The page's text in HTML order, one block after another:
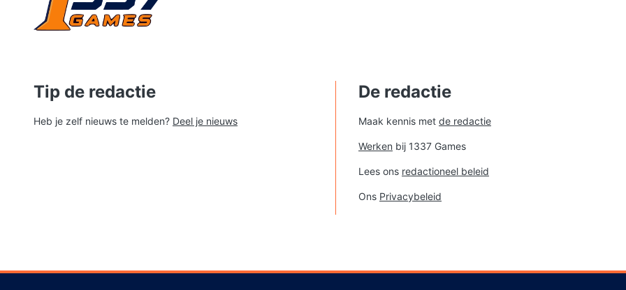
Tip de redactie
Heb je zelf nieuws te melden? Deel je nieuws
De redactie
Maak kennis met de redactie
Werken bij 1337 Games
Lees ons redactioneel beleid
Ons Privacybeleid